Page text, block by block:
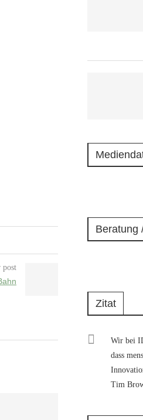
post
Beratung
Zitat
Wir bei
dass
Tim